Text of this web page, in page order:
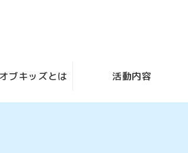
ブキッズとは 活動内容